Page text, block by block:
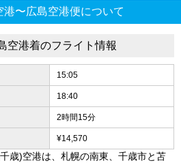
港〜広島空港便について
空港着のフライト情報
15:05
18:40
2時間15分
¥14,570
歳)空港は、札幌の南東、千歳市と苫